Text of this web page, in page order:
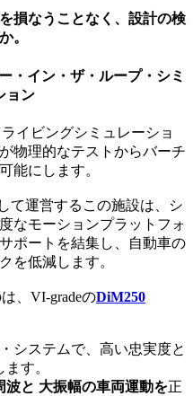
損なうことなく、設計の検
。
・イン・ザ・ループ・シミ
ョン
イビングシミュレーショ
物理的なテストからバーチ
能にします。
て運営するこの施設は、シ
なモーションプラットフォ
ポートを結集し、自動車の
を低減します。
、VI-gradeのDiM250
システムで、高い忠実度と
す。
波と 大振幅の車両運動を正